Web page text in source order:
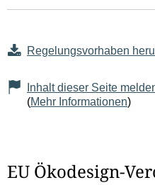
Regelungsvorhaben
Inhalt dieser Seite
(Mehr Informationen)
EU Ökodesign-